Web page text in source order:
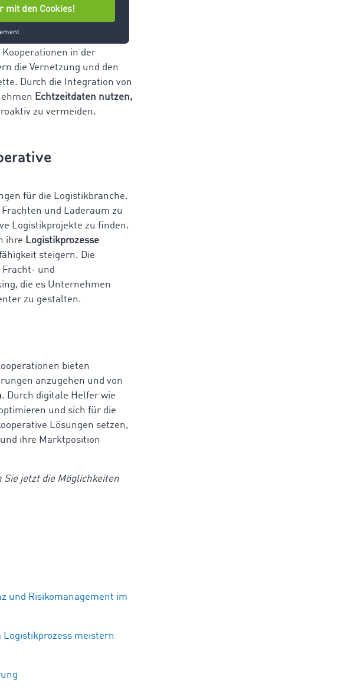
Technologien
Kooperationen in der
die Vernetzung und den
Durch die Integration von
Echtzeitdaten nutzen,
zu vermeiden.
für die Logistikbranche.
und Laderaum zu
Logistikprojekte zu finden.
ihre Logistikprozesse
steigern. Die
und
die es Unternehmen
zu gestalten.
bieten
anzugehen und von
. Durch digitale Helfer wie
und sich für die
Lösungen setzen,
ihre Marktposition
Sie jetzt die Möglichkeiten
und Risikomanagement im
Logistikprozess meistern